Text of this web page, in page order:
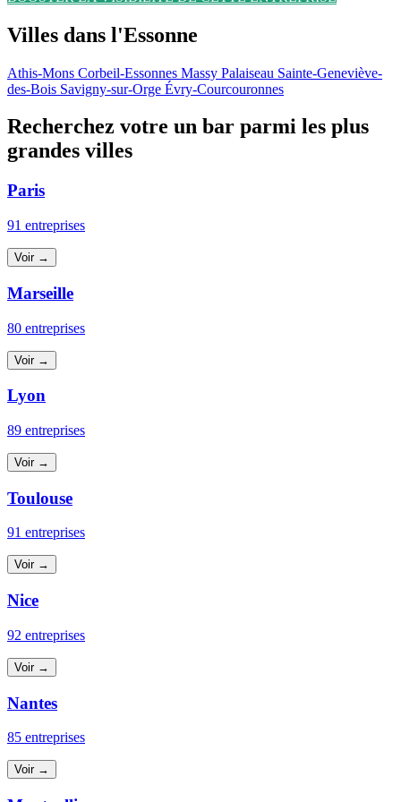
Villes dans l'Essonne
Athis-Mons Corbeil-Essonnes Massy Palaiseau Sainte-Geneviève-
des-Bois Savigny-sur-Orge Évry-Courcouronnes
Recherchez votre un bar parmi les plus
grandes villes
Paris
91 entreprises
Voir →
Marseille
80 entreprises
Voir →
Lyon
89 entreprises
Voir →
Toulouse
91 entreprises
Voir →
Nice
92 entreprises
Voir →
Nantes
85 entreprises
Voir →